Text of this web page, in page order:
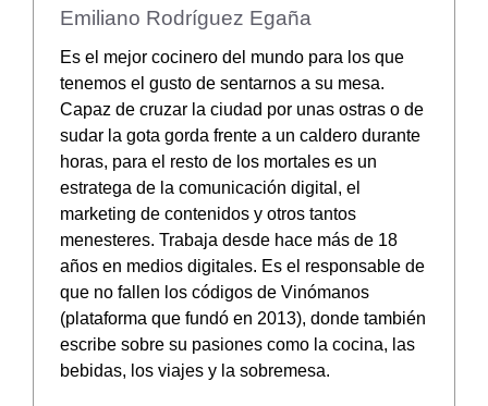
Emiliano Rodríguez Egaña
Es el mejor cocinero del mundo para los que
tenemos el gusto de sentarnos a su mesa.
Capaz de cruzar la ciudad por unas ostras o de
sudar la gota gorda frente a un caldero durante
horas, para el resto de los mortales es un
estratega de la comunicación digital, el
marketing de contenidos y otros tantos
menesteres. Trabaja desde hace más de 18
años en medios digitales. Es el responsable de
que no fallen los códigos de Vinómanos
(plataforma que fundó en 2013), donde también
escribe sobre su pasiones como la cocina, las
bebidas, los viajes y la sobremesa.